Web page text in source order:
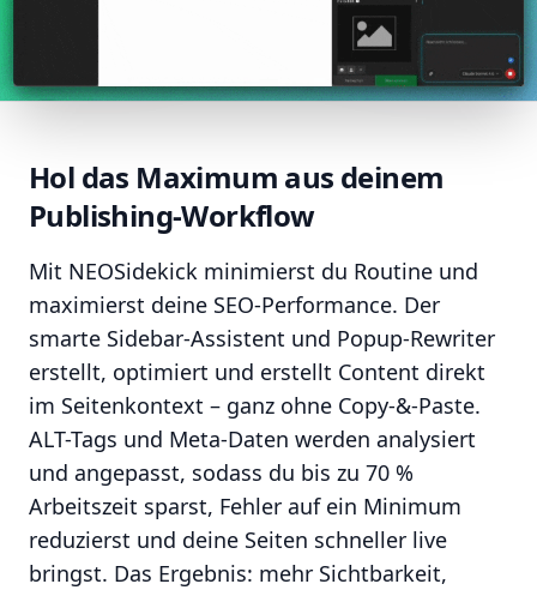
Hol das Maximum aus deinem
Publishing-Workflow
Mit NEOSidekick minimierst du Routine und
maximierst deine SEO-Performance. Der
smarte Sidebar-Assistent und Popup-Rewriter
erstellt, optimiert und erstellt Content direkt
im Seitenkontext – ganz ohne Copy-&-Paste.
ALT-Tags und Meta-Daten werden analysiert
und angepasst, sodass du bis zu 70 %
Arbeitszeit sparst, Fehler auf ein Minimum
reduzierst und deine Seiten schneller live
bringst. Das Ergebnis: mehr Sichtbarkeit,